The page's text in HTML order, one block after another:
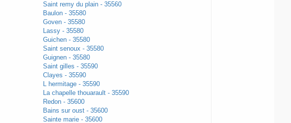
Saint remy du plain - 35560
Baulon - 35580
Goven - 35580
Lassy - 35580
Guichen - 35580
Saint senoux - 35580
Guignen - 35580
Saint gilles - 35590
Clayes - 35590
L hermitage - 35590
La chapelle thouarault - 35590
Redon - 35600
Bains sur oust - 35600
Sainte marie - 35600